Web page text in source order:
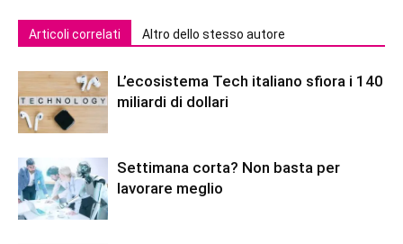
Articoli correlati Altro dello stesso autore
L’ecosistema Tech italiano sfiora i 140
miliardi di dollari
Settimana corta? Non basta per
lavorare meglio